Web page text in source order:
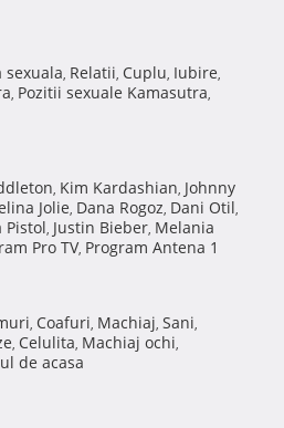
sexuala, Relatii, Cuplu, Iubire,
, Pozitii sexuale Kamasutra,
, Kim Kardashian, Johnny
Jolie, Dana Rogoz, Dani Otil,
Pistol, Justin Bieber, Melania
Pro TV, Program Antena 1
, Coafuri, Machiaj, Sani,
, Celulita, Machiaj ochi,
de acasa